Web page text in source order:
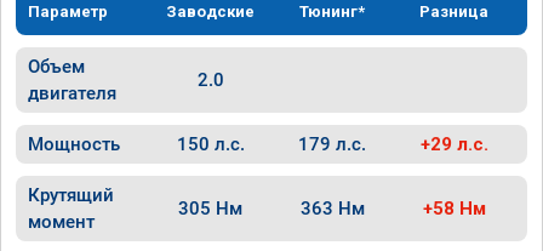
Параметр Заводские Тюнинг* Разница
Объем
двигателя
2.0
Мощность 150 л.с. 179 л.с. +29 л.с.
Крутящий
момент
305 Нм 363 Нм +58 Нм